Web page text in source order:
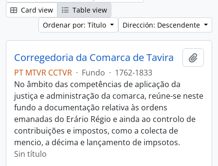
Card view
Table view
Ordenar por: Título
Dirección: Descendente
Corregedoria da Comarca de Tavira
PT MTVR CCTVR · Fundo · 1762-1833
No âmbito das competências de aplicação da
justiça e administração da comarca, reúne-se neste
fundo a documentação relativa às ordens
emanadas do Erário Régio e ainda ao controlo de
contribuições e impostos, como a colecta de
mencio, a décima e lançamento de impsotos.
Sin título